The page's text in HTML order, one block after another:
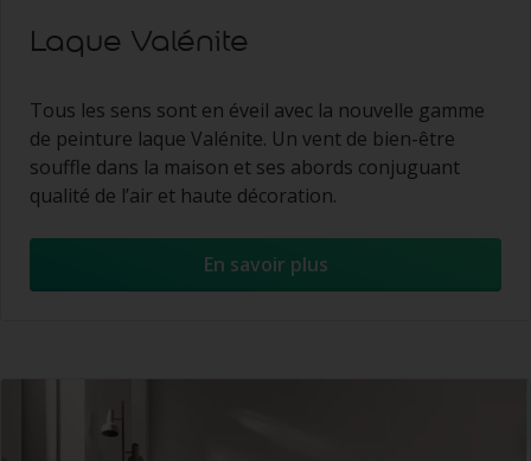
Laque Valénite
Tous les sens sont en éveil avec la nouvelle gamme
de peinture laque Valénite. Un vent de bien-être
souffle dans la maison et ses abords conjuguant
qualité de l’air et haute décoration.
En savoir plus